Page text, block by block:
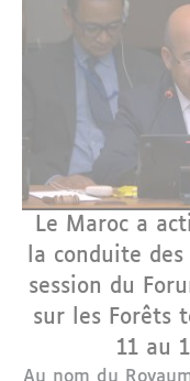
Le Maroc a
la conduite
session du
sur les Forêts
11 au